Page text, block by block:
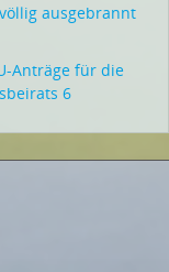
ausgebrannt
Anträge für die
6